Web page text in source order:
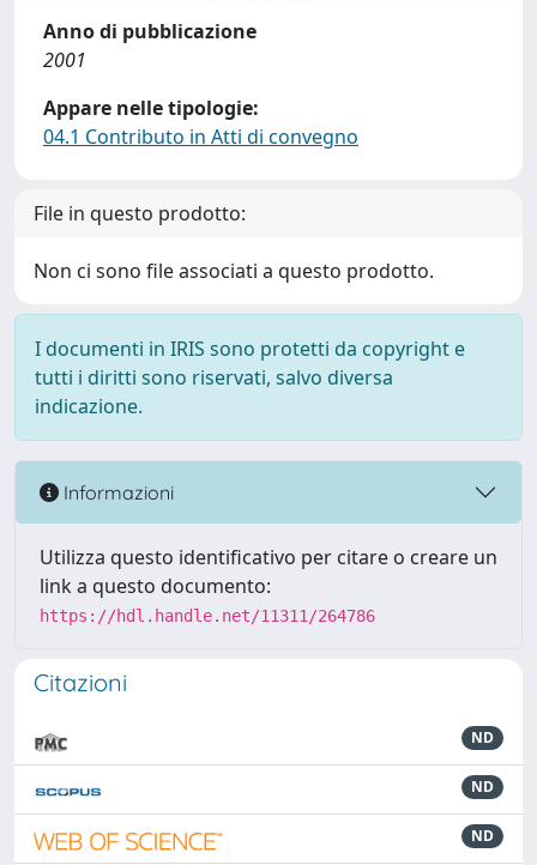
Anno di pubblicazione
2001
Appare nelle tipologie:
04.1 Contributo in Atti di convegno
File in questo prodotto:
Non ci sono file associati a questo prodotto.
I documenti in IRIS sono protetti da copyright e
tutti i diritti sono riservati, salvo diversa
indicazione.
Informazioni
Utilizza questo identificativo per citare o creare un
link a questo documento:
https://hdl.handle.net/11311/264786
Citazioni
ND
ND
ND